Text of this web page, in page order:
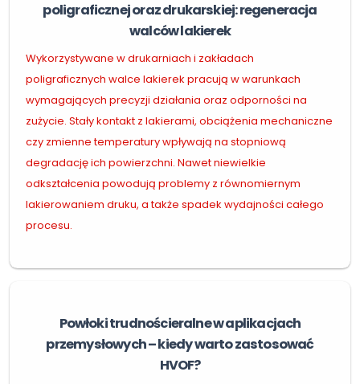
poligraficznej oraz drukarskiej: regeneracja
walców lakierek
Wykorzystywane w drukarniach i zakładach
poligraficznych walce lakierek pracują w warunkach
wymagających precyzji działania oraz odporności na
zużycie. Stały kontakt z lakierami, obciążenia mechaniczne
czy zmienne temperatury wpływają na stopniową
degradację ich powierzchni. Nawet niewielkie
odkształcenia powodują problemy z równomiernym
lakierowaniem druku, a także spadek wydajności całego
procesu.
Powłoki trudnościeralne w aplikacjach
przemysłowych – kiedy warto zastosować
HVOF?